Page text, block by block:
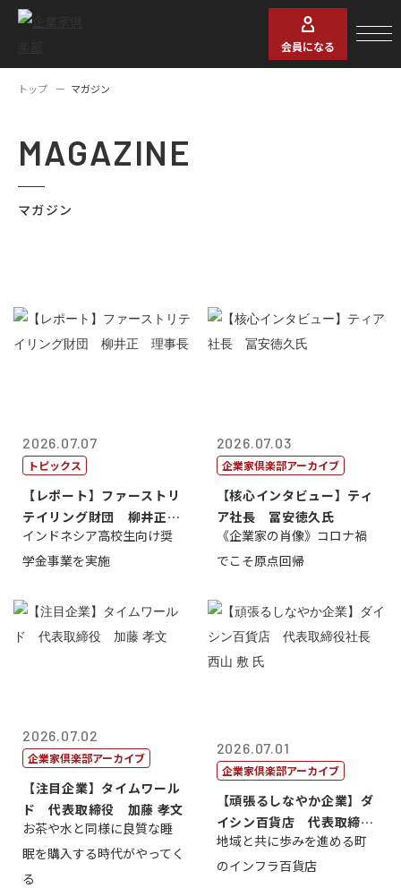
会員になる
トップ マガジン
MAGAZINE
マガジン
2026.07.07
トピックス
【レポート】ファーストリ
テイリング財団 柳井正
理事長
インドネシア高校生向け奨
学金事業を実施
2026.07.03
企業家倶楽部アーカイブ
【核心インタビュー】ティ
ア社長 冨安徳久氏
《企業家の肖像》コロナ禍
でこそ原点回帰
2026.07.02
企業家倶楽部アーカイブ
【注目企業】タイムワール
ド 代表取締役 加藤 孝文
お茶や水と同様に良質な睡
眠を購入する時代がやってく
る
2026.07.01
企業家倶楽部アーカイブ
【頑張るしなやか企業】ダ
イシン百貨店 代表取締役
社長 西山 ...
地域と共に歩みを進める町
のインフラ百貨店